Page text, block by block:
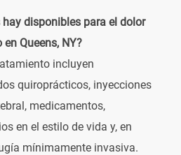
disponibles para el dolor
Queens, NY?
incluyen
quiroprácticos, inyecciones
medicamentos,
en el estilo de vida y, en
mínimamente invasiva.